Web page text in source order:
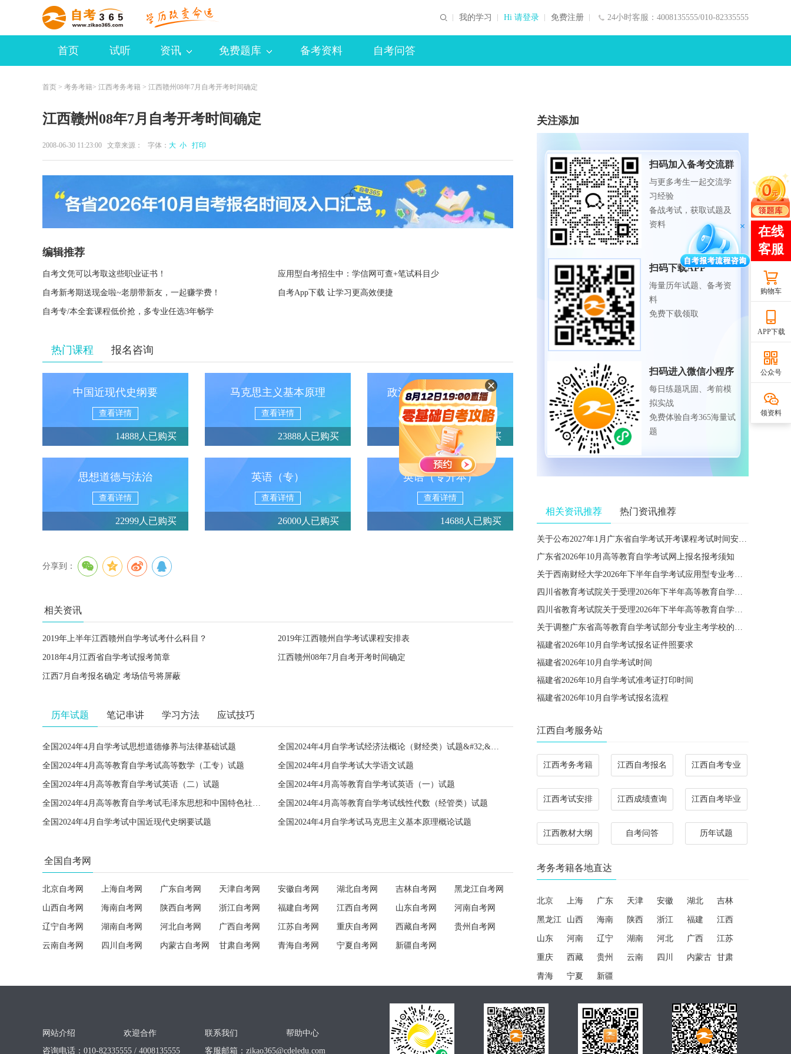
24小时客服：4008135555/010-82335555
我的学习 Hi 请登录 免费注册
首页 试听 资讯 免费题库 备考资料 自考问答
首页 > 考务考籍> 江西考务考籍 > 江西赣州08年7月自考开考时间确定
江西赣州08年7月自考开考时间确定
2008-06-30 11:23:00 文章来源： 字体： 大 小 打印
编辑推荐
自考文凭可以考取这些职业证书！ 应用型自考招生中：学信网可查+笔试科目少
自考新考期送现金啦~老朋带新友，一起赚学费！ 自考App下载 让学习更高效便捷
自考专/本全套课程低价抢，多专业任选3年畅学
热门课程 报名咨询
中国近现代史纲要
查看详情
14888人已购买
马克思主义基本原理
查看详情
23888人已购买
政治经济学（财经类）
查看详情
13950人已购买
思想道德与法治
查看详情
22999人已购买
英语（专）
查看详情
26000人已购买
英语（专升本）
查看详情
14688人已购买
分享到：
相关资讯
2019年上半年江西赣州自学考试考什么科目？ 2019年江西赣州自学考试课程安排表
2018年4月江西省自学考试报考简章 江西赣州08年7月自考开考时间确定
江西7月自考报名确定 考场信号将屏蔽
历年试题 笔记串讲 学习方法 应试技巧
全国2024年4月自学考试思想道德修养与法律基础试题 全国2024年4月自学考试经济法概论（财经类）试题&#32;&#32;
全国2024年4月高等教育自学考试高等数学（工专）试题 全国2024年4月自学考试大学语文试题
全国2024年4月高等教育自学考试英语（二）试题 全国2024年4月高等教育自学考试英语（一）试题
全国2024年4月高等教育自学考试毛泽东思想和中国特色社会主义理论体系概论试题 全国2024年4月高等教育自学考试线性代数（经管类）试题
全国2024年4月自学考试中国近现代史纲要试题 全国2024年4月自学考试马克思主义基本原理概论试题
全国自考网
北京自考网 上海自考网 广东自考网 天津自考网 安徽自考网 湖北自考网 吉林自考网 黑龙江自考网
山西自考网 海南自考网 陕西自考网 浙江自考网 福建自考网 江西自考网 山东自考网 河南自考网
辽宁自考网 湖南自考网 河北自考网 广西自考网 江苏自考网 重庆自考网 西藏自考网 贵州自考网
云南自考网 四川自考网 内蒙古自考网 甘肃自考网 青海自考网 宁夏自考网 新疆自考网
关注添加
扫码加入备考交流群
与更多考生一起交流学
习经验
备战考试，获取试题及
资料
扫码下载APP
海量历年试题、备考资
料
免费下载领取
扫码进入微信小程序
每日练题巩固、考前模
拟实战
免费体验自考365海量试
题
相关资讯推荐 热门资讯推荐
关于公布2027年1月广东省自学考试开考课程考试时间安排和使用教材的通知
广东省2026年10月高等教育自学考试网上报名报考须知
关于西南财经大学2026年下半年自学考试应用型专业考籍更改办理的通知
四川省教育考试院关于受理2026年下半年高等教育自学考试省际转考申请的通告
四川省教育考试院关于受理2026年下半年高等教育自学考试考籍更改申请的通告
关于调整广东省高等教育自学考试部分专业主考学校的通知
福建省2026年10月自学考试报名证件照要求
福建省2026年10月自学考试时间
福建省2026年10月自学考试准考证打印时间
福建省2026年10月自学考试报名流程
江西自考服务站
江西考务考籍 江西自考报名 江西自考专业
江西考试安排 江西成绩查询 江西自考毕业
江西教材大纲 自考问答 历年试题
考务考籍各地直达
北京 上海 广东 天津 安徽 湖北 吉林
黑龙江 山西 海南 陕西 浙江 福建 江西
山东 河南 辽宁 湖南 河北 广西 江苏
重庆 西藏 贵州 云南 四川 内蒙古 甘肃
青海 宁夏 新疆
购物车
APP下载
公众号
领资料
网站介绍 欢迎合作 联系我们
帮助中心
咨询电话：010-82335555 / 4008135555
客服邮箱： zikao365@cdeledu.com